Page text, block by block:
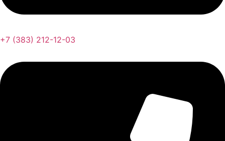
+7 (383) 212-12-03​